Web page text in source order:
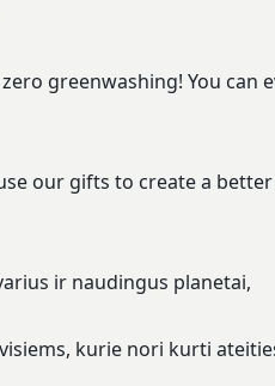
greenwashing! You can
our gifts to create a
ir naudingus planetai,
kurie nori kurti